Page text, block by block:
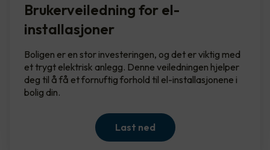
Brukerveiledning for el-
installasjoner
Boligen er en stor investeringen, og det er viktig med
et trygt elektrisk anlegg. Denne veiledningen hjelper
deg til å få et fornuftig forhold til el-installasjonene i
bolig din.
Last ned